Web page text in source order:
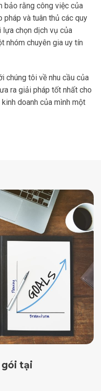
bảo rằng công việc của
và tuân thủ các quy
lựa chọn dịch vụ của
nhóm chuyên gia uy tín
chúng tôi về nhu cầu của
ra giải pháp tốt nhất cho
doanh của mình một
tại